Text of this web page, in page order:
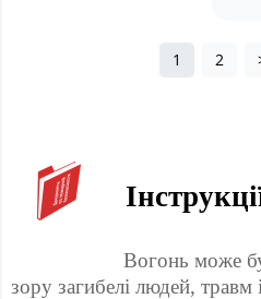
1 2
зору загибелі людей, травм